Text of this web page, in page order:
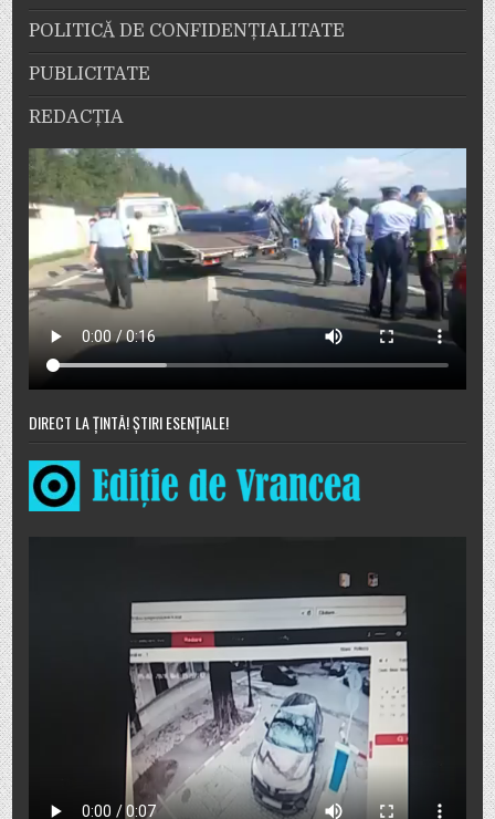
POLITICĂ DE CONFIDENȚIALITATE
PUBLICITATE
REDACȚIA
DIRECT LA ȚINTĂ! ȘTIRI ESENȚIALE!